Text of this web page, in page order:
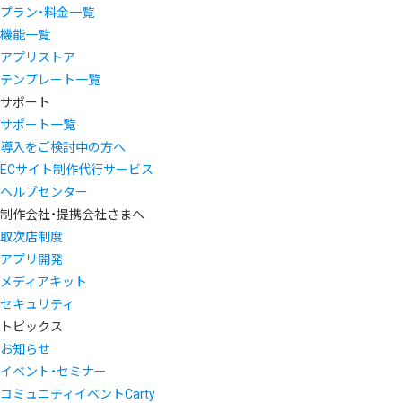
プラン・料金一覧
機能一覧
アプリストア
テンプレート一覧
サポート
サポート一覧
導入をご検討中の方へ
ECサイト制作代行サービス
ヘルプセンター
制作会社・提携会社さまへ
取次店制度
アプリ開発
メディアキット
セキュリティ
トピックス
お知らせ
イベント・セミナー
コミュニティイベントCarty